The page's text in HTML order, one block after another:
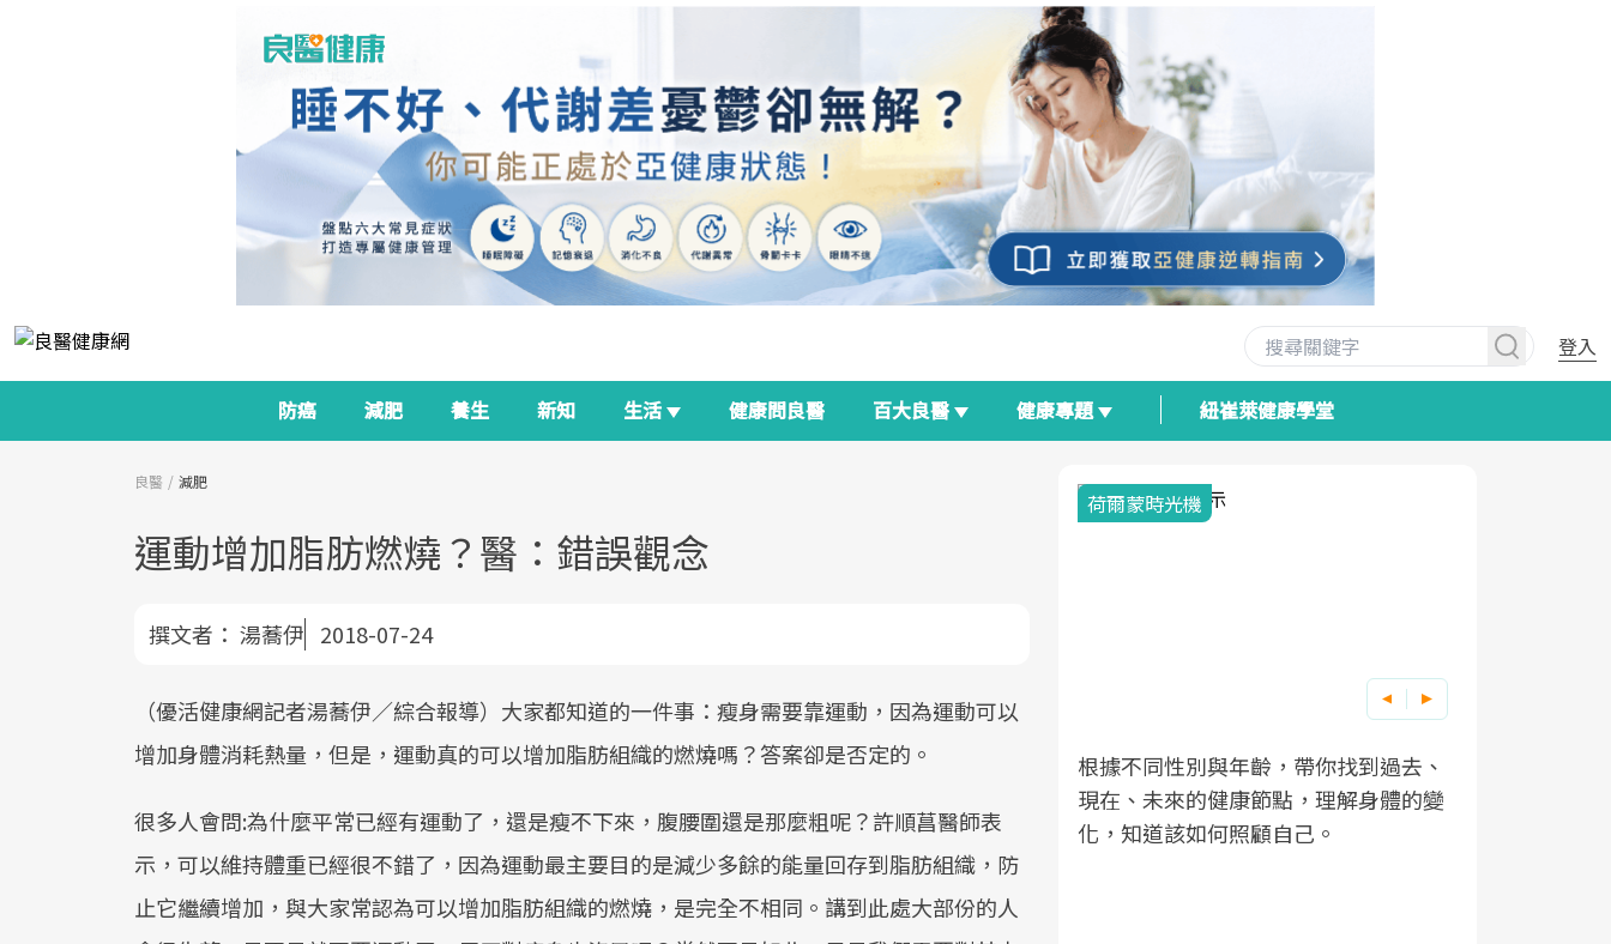
登入
防癌 減肥 養生 新知 生活 健康問良醫 百大良醫 健康專題 紐崔萊健康學堂
良醫 減肥
運動增加脂肪燃燒？醫：錯誤觀念
撰文者： 湯蕎伊 2018-07-24
（優活健康網記者湯蕎伊／綜合報導）大家都知道的一件事：瘦身需要靠運動，因為運動可以
增加身體消耗熱量，但是，運動真的可以增加脂肪組織的燃燒嗎？答案卻是否定的。
很多人會問:為什麼平常已經有運動了，還是瘦不下來，腹腰圍還是那麼粗呢？許順菖醫師表
示，可以維持體重已經很不錯了，因為運動最主要目的是減少多餘的能量回存到脂肪組織，防
止它繼續增加，與大家常認為可以增加脂肪組織的燃燒，是完全不相同。講到此處大部份的人
面對超高齡社會的浪潮，台灣正在快速
政策如「健康台灣推動委員會」與「長
照3.0」的推進，「預防醫學」已成全民
關注的核心議題。然而，健檢不只是醫
療院所的服務，更是民眾了解自身健康
2025年，就到良醫生活祭體驗「一站式
全面啟動你的健康革命！
良醫健康網從「換季的身體變化」出
建立對亞健康的認知，進而引導實際的
改善行動。
荷爾蒙時光機
根據不同性別與年齡，帶你找到過去、
現在、未來的健康節點，理解身體的變
化，知道該如何照顧自己。